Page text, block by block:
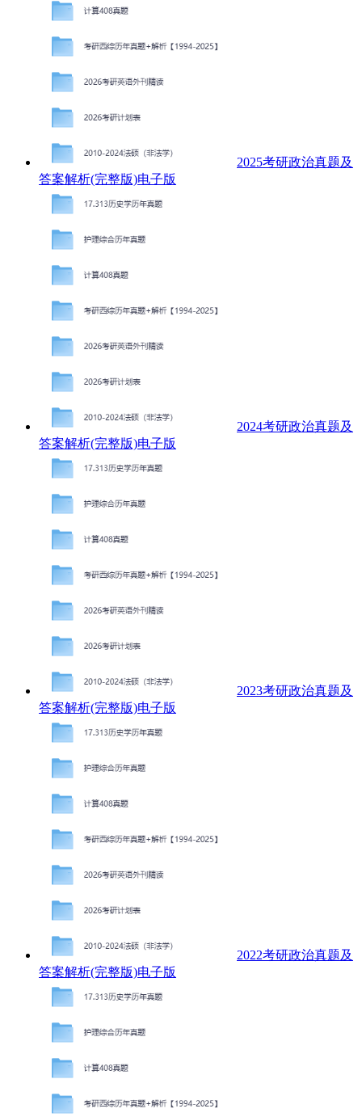
2025考研政治真题及
答案解析(完整版)电子版
2024考研政治真题及
答案解析(完整版)电子版
2023考研政治真题及
答案解析(完整版)电子版
2022考研政治真题及
答案解析(完整版)电子版